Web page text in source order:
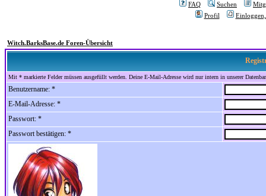
FAQ Suchen
Profil
Witch.BarksBase.de Foren-Übersicht
Mit * markierte Felder müssen ausgefüllt werden. Deine E-Mail-Adresse wird nur intern in unserer
Benutzername: *
E-Mail-Adresse: *
Passwort: *
Passwort bestätigen: *